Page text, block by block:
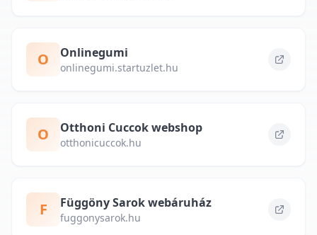
O Onlinegumi
onlinegumi.startuzlet.hu
O Otthoni Cuccok webshop
otthonicuccok.hu
F Függöny Sarok webáruház
fuggonysarok.hu